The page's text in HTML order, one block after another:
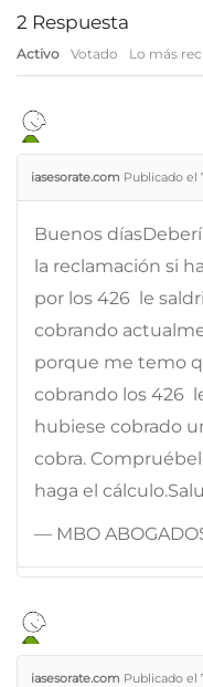
2 Respuesta
Activo Votado Lo más
iasesorate.com Publicado el
Buenos
la reclamación si
por los 426  le
cobrando
porque me temo
cobrando los 426 
hubiese cobrado
cobra.
haga el
— MBO
iasesorate.com Publicado el